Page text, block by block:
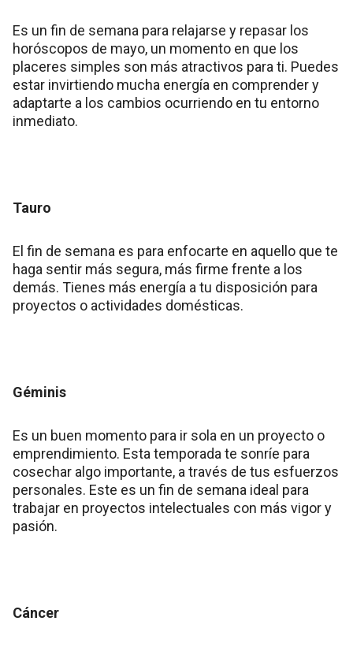
Es un fin de semana para relajarse y repasar los
horóscopos de mayo, un momento en que los
placeres simples son más atractivos para ti. Puedes
estar invirtiendo mucha energía en comprender y
adaptarte a los cambios ocurriendo en tu entorno
inmediato.
Tauro
El fin de semana es para enfocarte en aquello que te
haga sentir más segura, más firme frente a los
demás. Tienes más energía a tu disposición para
proyectos o actividades domésticas.
Géminis
Es un buen momento para ir sola en un proyecto o
emprendimiento. Esta temporada te sonríe para
cosechar algo importante, a través de tus esfuerzos
personales. Este es un fin de semana ideal para
trabajar en proyectos intelectuales con más vigor y
pasión.
Cáncer